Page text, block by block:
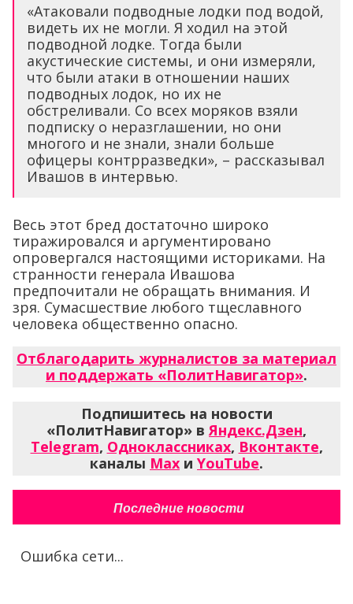
«Атаковали подводные лодки под водой,
видеть их не могли. Я ходил на этой
подводной лодке. Тогда были
акустические системы, и они измеряли,
что были атаки в отношении наших
подводных лодок, но их не
обстреливали. Со всех моряков взяли
подписку о неразглашении, но они
многого и не знали, знали больше
офицеры контрразведки», – рассказывал
Ивашов в интервью.
Весь этот бред достаточно широко
тиражировался и аргументировано
опровергался настоящими историками. На
странности генерала Ивашова
предпочитали не обращать внимания. И
зря. Сумасшествие любого тщеславного
человека общественно опасно.
Отблагодарить журналистов за материал
и поддержать «ПолитНавигатор».
Подпишитесь на новости
«ПолитНавигатор» вЯндекс.Дзен,
Telegram, Одноклассниках, Вконтакте,
каналы Max и YouTube.
Последние новости
Ошибка сети...